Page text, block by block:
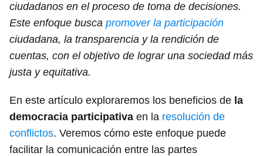
ciudadanos en el proceso de toma de decisiones.
Este enfoque busca promover la participación
ciudadana, la transparencia y la rendición de
cuentas, con el objetivo de lograr una sociedad más
justa y equitativa.
En este artículo exploraremos los beneficios de la
democracia participativa en la resolución de
conflictos. Veremos cómo este enfoque puede
facilitar la comunicación entre las partes